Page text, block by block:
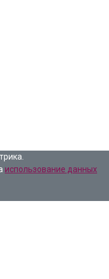
использование данных